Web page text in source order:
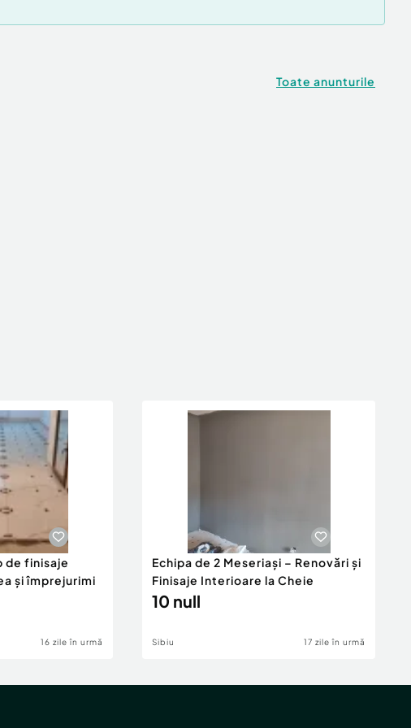
Toate anunturile
de finisaje
și împrejurimi
16 zile în urmă
Echipa de 2 Meseriași – Renovări și
Finisaje Interioare la Cheie
10 null
Sibiu 17 zile în urmă